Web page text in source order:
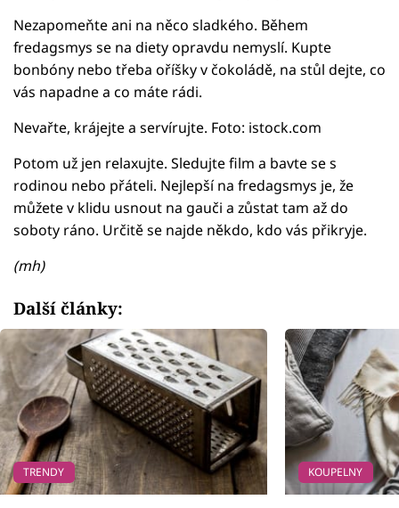
Nezapomeňte ani na něco sladkého. Během
fredagsmys se na diety opravdu nemyslí. Kupte
bonbóny nebo třeba oříšky v čokoládě, na stůl dejte, co
vás napadne a co máte rádi.
Nevařte, krájejte a servírujte. Foto: istock.com
Potom už jen relaxujte. Sledujte film a bavte se s
rodinou nebo přáteli. Nejlepší na fredagsmys je, že
můžete v klidu usnout na gauči a zůstat tam až do
soboty ráno. Určitě se najde někdo, kdo vás přikryje.
(mh)
Další články:
TRENDY KOUPELNY